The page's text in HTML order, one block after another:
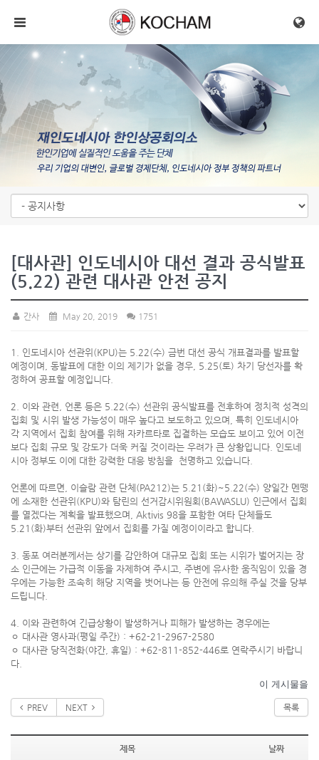
메뉴 건너뛰기
[대사관] 인도네시아 대선 결과 공식발표
(5.22) 관련 대사관 안전 공지
간사 May 20, 2019 1751
1. 인도네시아 선관위(KPU)는 5.22(수) 금번 대선 공식 개표결과를 발표할
예정이며, 동발표에 대한 이의 제기가 없을 경우, 5.25(토) 차기 당선자를 확
정하여 공표할 예정입니다.
2. 이와 관련, 언론 등은 5.22(수) 선관위 공식발표를 전후하여 정치적 성격의
집회 및 시위 발생 가능성이 매우 높다고 보도하고 있으며, 특히 인도네시아
각 지역에서 집회 참여를 위해 자카르타로 집결하는 모습도 보이고 있어 이전
보다 집회 규모 및 강도가 더욱 커질 것이라는 우려가 큰 상황입니다. 인도네
시아 정부도 이에 대한 강력한 대응 방침을 천명하고 있습니다.
언론에 따르면, 이슬람 관련 단체(PA212)는 5.21(화)~5.22(수) 양일간 멘뗑
에 소재한 선관위(KPU)와 탐린의 선거감시위원회(BAWASLU) 인근에서 집회
를 열겠다는 계획을 발표했으며, Aktivis 98을 포함한 여타 단체들도
5.21(화)부터 선관위 앞에서 집회를 가질 예정이이라고 합니다.
3. 동포 여러분께서는 상기를 감안하여 대규모 집회 또는 시위가 벌어지는 장
소 인근에는 가급적 이동을 자제하여 주시고, 주변에 유사한 움직임이 있을 경
우에는 가능한 조속히 해당 지역을 벗어나는 등 안전에 유의해 주실 것을 당부
드립니다.
4. 이와 관련하여 긴급상황이 발생하거나 피해가 발생하는 경우에는
ㅇ 대사관 영사과(평일 주간) : +62-21-2967-2580
ㅇ 대사관 당직전화(야간, 휴일) : +62-811-852-446로 연락주시기 바랍니
다.
이 게시물을
PREV NEXT 목록
제목 날짜